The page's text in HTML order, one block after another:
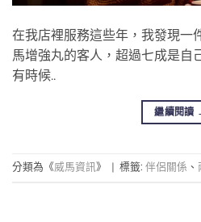
在我店裡服務這些年，我發現
馬增強丸的客人，超過七成是自
有時候..
繼續閱讀
分類為《威馬資訊》 | 標籤: 伴侶關係 、